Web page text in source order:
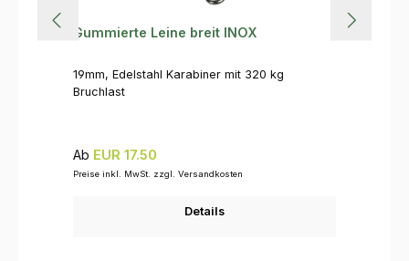
Gummierte Leine breit INOX
19mm, Edelstahl Karabiner mit 320 kg
Bruchlast
Regulärer Preis:
Ab EUR 17.50
Preise inkl. MwSt. zzgl. Versandkosten
Details